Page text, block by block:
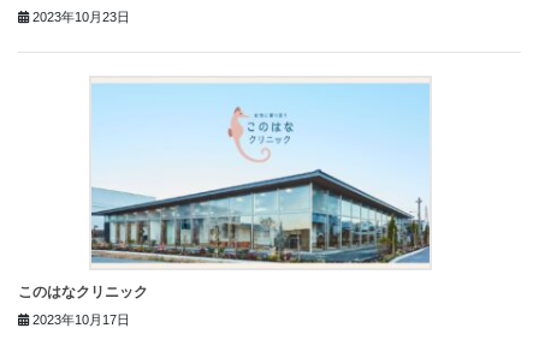
2023年10月23日
このはなクリニック
2023年10月17日